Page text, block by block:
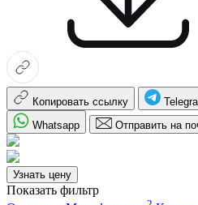
Копировать ссылку
Whatsapp
Отправить на
Узнать цену
Показать фильтр